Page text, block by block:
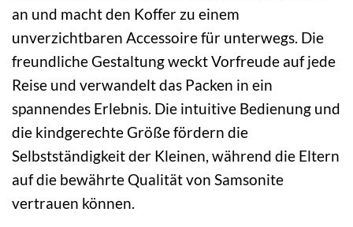
an und macht den Koffer zu einem
unverzichtbaren Accessoire für unterwegs. Die
freundliche Gestaltung weckt Vorfreude auf jede
Reise und verwandelt das Packen in ein
spannendes Erlebnis. Die intuitive Bedienung und
die kindgerechte Größe fördern die
Selbstständigkeit der Kleinen, während die Eltern
auf die bewährte Qualität von Samsonite
vertrauen können.